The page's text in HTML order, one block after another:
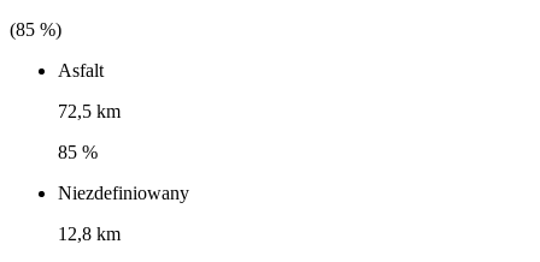
(85 %)
Asfalt
72,5 km
85 %
Niezdefiniowany
12,8 km